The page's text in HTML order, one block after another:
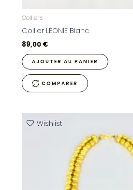
Colliers
Collier LEONIE Blanc
89,00 €
AJOUTER AU PANIER
COMPARER
Wishlist